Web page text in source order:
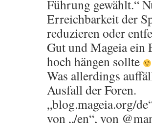
Führung gewählt.“
Erreichbarkeit der
reduzieren oder
Gut und Mageia ein
hoch hängen sollte
Was allerdings
Ausfall der Foren.
„blog.mageia.org/
von „/en“, von